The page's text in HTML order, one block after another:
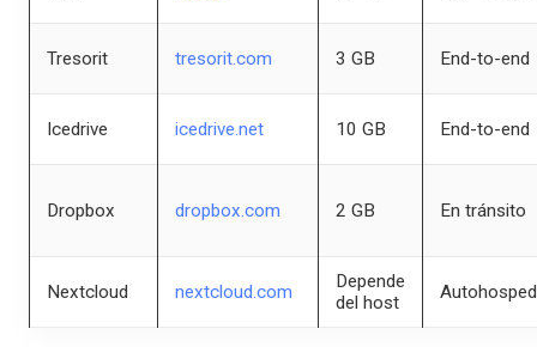
Tresorit tresorit.com 3 GB End-to-end
Icedrive icedrive.net 10 GB End-to-end
Dropbox dropbox.com 2 GB En tránsito
Nextcloud nextcloud.com
Depende
del host